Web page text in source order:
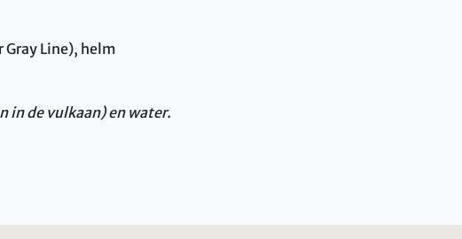
Line), helm
in de vulkaan) en water.